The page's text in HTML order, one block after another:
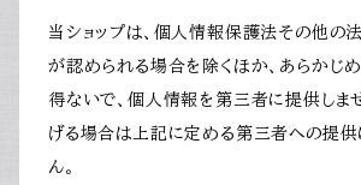
当ショップは、個人情報保護法その他の
が認められる場合を除くほか、あらかじ
得ないで、個人情報を第三者に提供しま
げる場合は上記に定める第三者への提供
ん。